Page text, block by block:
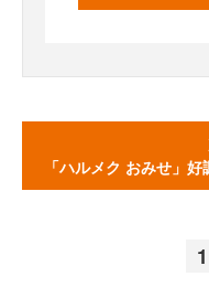
「ハルメク おみせ」
1